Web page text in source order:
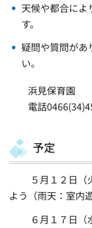
天候や都合によ
す。
疑問や質問があ
い。
浜見保育園
電話
予定
５月１２日（
よう（雨天：室内遊
６月１７日（